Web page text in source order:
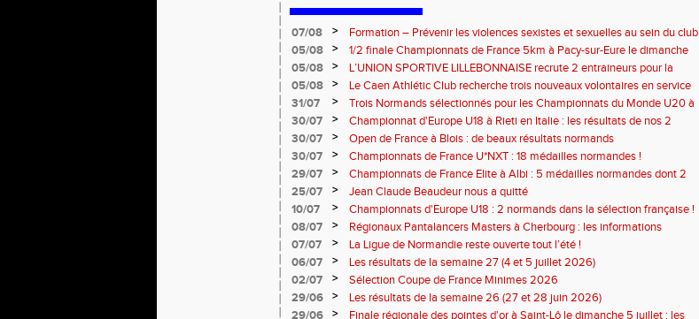
07/08 >
Formation – Prévenir les violences sexistes et sexuelles au sein du club
: le 26 septembre 2026
05/08 >
1/2 finale Championnats de France 5km à Pacy-sur-Eure le dimanche
13 septembre 2026 : les informations
05/08 >
L’UNION SPORTIVE LILLEBONNAISE recrute 2 entraineurs pour la
rentrée 2026
05/08 >
Le Caen Athlétic Club recherche trois nouveaux volontaires en service
civique à compter de septembre 2026
31/07 >
Trois Normands sélectionnés pour les Championnats du Monde U20 à
Eugene !
30/07 >
Championnat d'Europe U18 à Rieti en Italie : les résultats de nos 2
normands
30/07 >
Open de France à Blois : de beaux résultats normands
30/07
>
Championnats de France U*NXT : 18 médailles normandes !
29/07
>
Championnats de France Elite à Albi : 5 médailles normandes dont 2
titres !
25/07 >
Jean Claude Beaudeur nous a quitté
10/07
>
Championnats d'Europe U18 : 2 normands dans la sélection française !
08/07
>
Régionaux Pantalancers Masters à Cherbourg : les informations
07/07
>
La Ligue de Normandie reste ouverte tout l’été !
06/07
>
Les résultats de la semaine 27 (4 et 5 juillet 2026)
02/07
>
Sélection Coupe de France Minimes 2026
29/06
>
Les résultats de la semaine 26 (27 et 28 juin 2026)
29/06
> Finale régionale des pointes d'or à Saint-Lô le dimanche 5 juillet : les